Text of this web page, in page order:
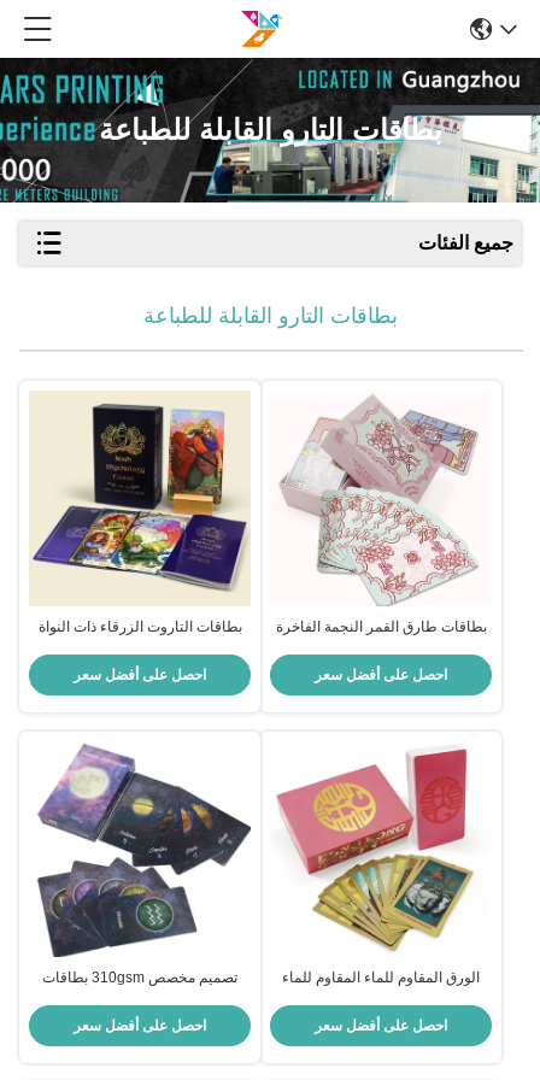
بطاقات التارو القابلة للطباعة
جميع الفئات
بطاقات التارو القابلة للطباعة
بطاقات طارق القمر النجمة الفاخرة
طارق قابلة للطباعة من الورق الدائم
للحفلات والألعاب
احصل على أفضل سعر
بطاقات التاروت الزرقاء ذات النواة
للحفلات والهدايا
احصل على أفضل سعر
الورق المقاوم للماء المقاوم للماء
التارو القابلة للطباعة وبطاقات اللعبة
للحفلات والهدايا
احصل على أفضل سعر
تصميم مخصص 310gsm بطاقات
متضمن
احصل على أفضل سعر